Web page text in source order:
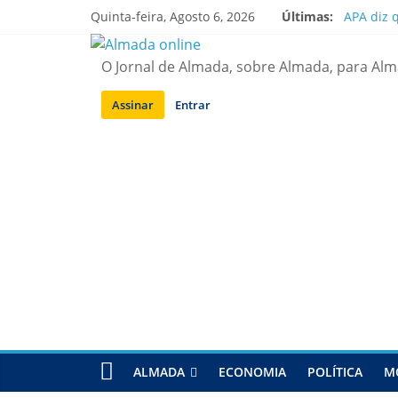
Quinta-feira, Agosto 6, 2026 Últimas:
APA diz
Ponte
O Jornal de Almada, sobre Almada, para
Assinar Entrar
ALMADA ECONOMIA POLÍTICA